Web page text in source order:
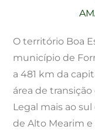
O território Boa
município de
a 481 km da
área de
Legal mais ao
de Alto Mearim e